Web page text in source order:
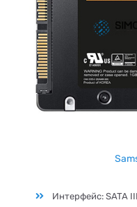
Интерфейс: SATA III